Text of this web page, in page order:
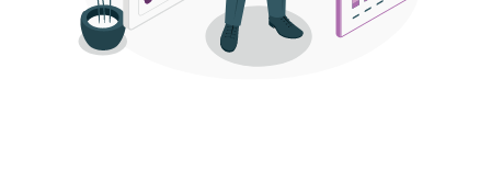
Системная настройка
продаж, которая